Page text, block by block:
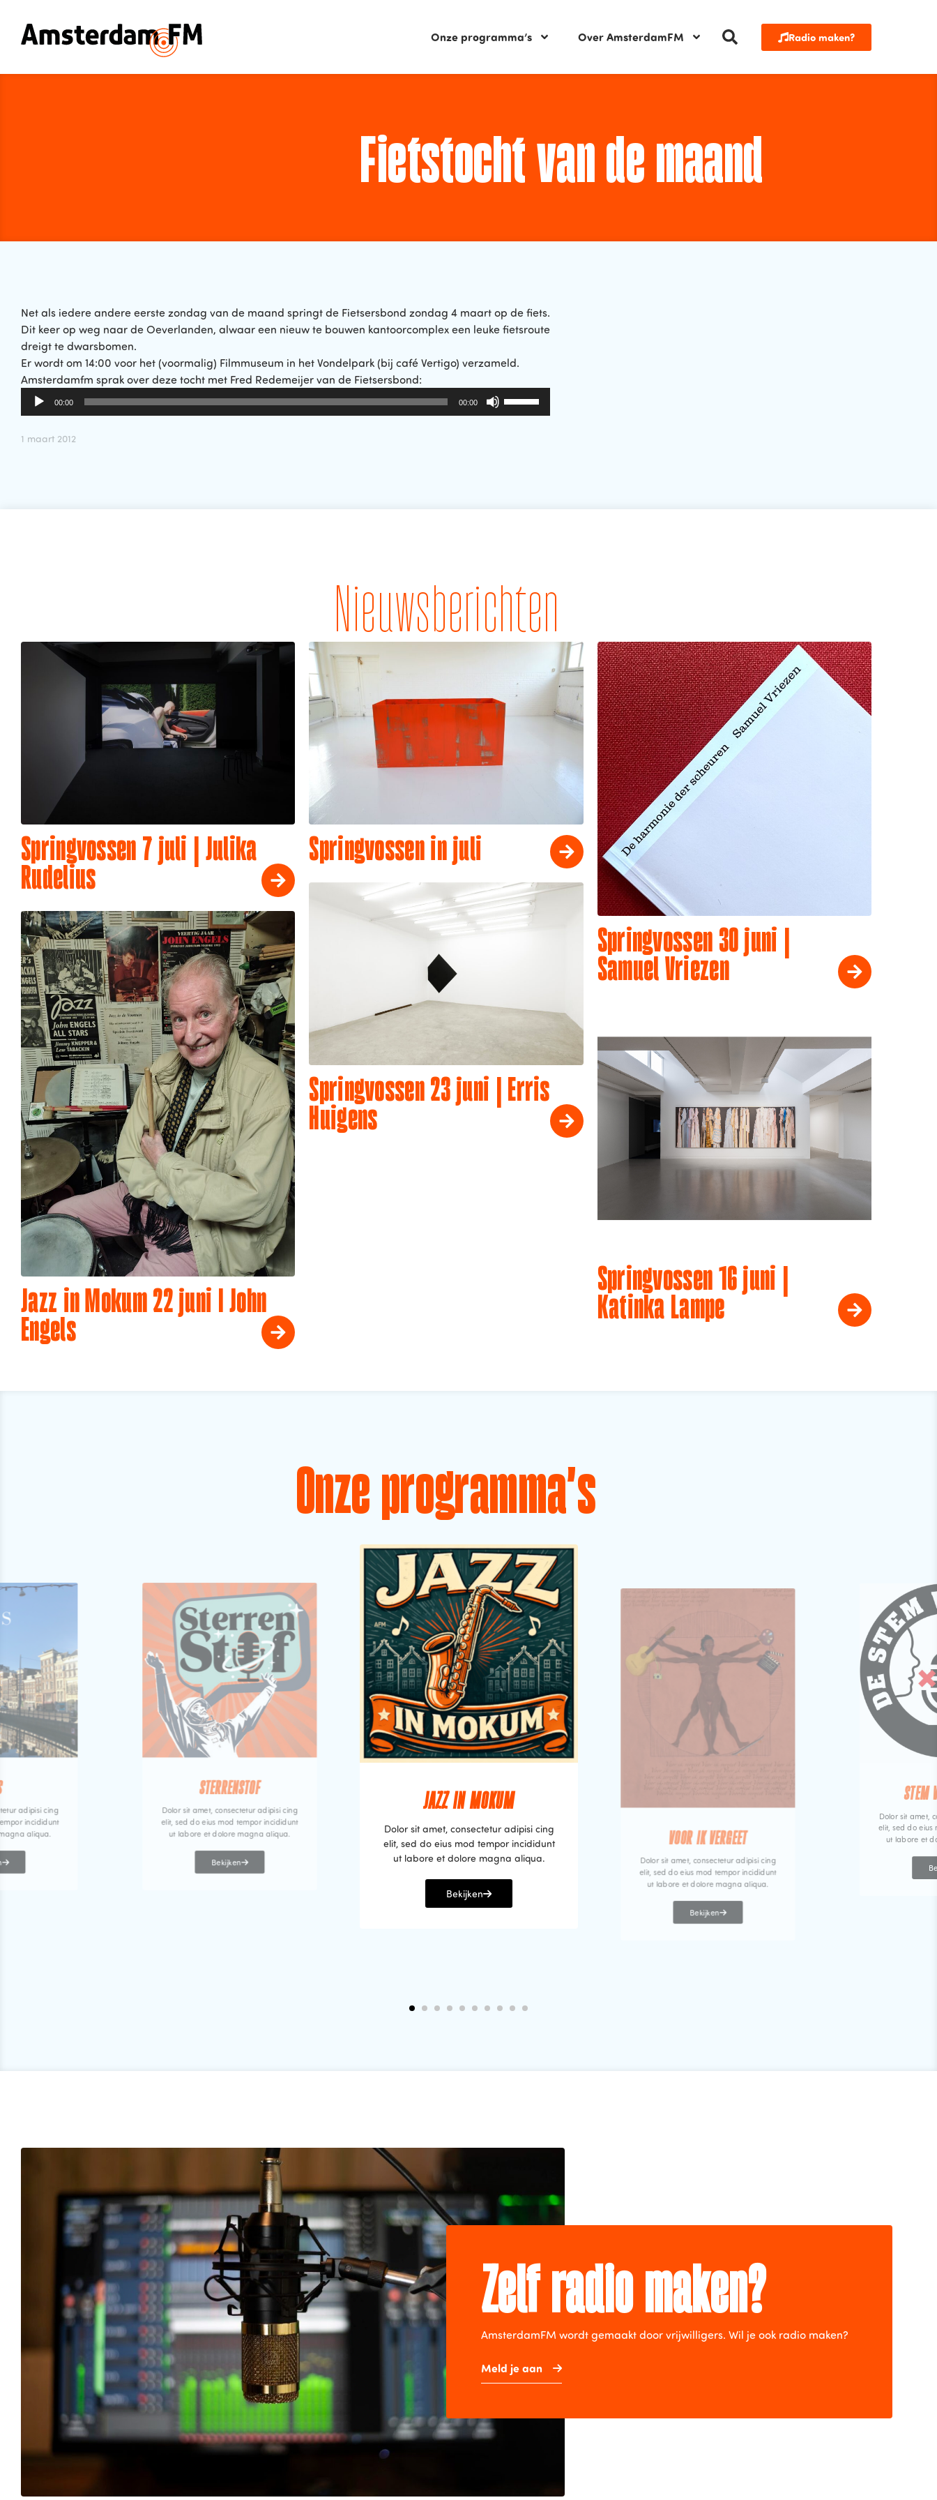
Onze programma’s Over AmsterdamFM Radio maken?
Fietstocht van de maand
Net als iedere andere eerste zondag van de maand springt de Fietsersbond zondag 4 maart op de fiets.
Dit keer op weg naar de Oeverlanden, alwaar een nieuw te bouwen kantoorcomplex een leuke fietsroute
dreigt te dwarsbomen.
Er wordt om 14:00 voor het (voormalig) Filmmuseum in het Vondelpark (bij café Vertigo) verzameld.
Amsterdamfm sprak over deze tocht met Fred Redemeijer van de Fietsersbond:
Audiospeler
00:00 00:00
1 maart 2012
Nieuwsberichten
Springvossen 7 juli | Julika
Rudelius
Springvossen in juli
Springvossen 30 juni |
Samuel Vriezen
Springvossen 23 juni | Erris
Huigens
Jazz in Mokum 22 juni I John
Engels
Springvossen 16 juni |
Katinka Lampe
Onze programma's
adipisi cing
incididunt
aliqua.
STERRENSTOF
Dolor sit amet, consectetur adipisi cing
elit, sed do eius mod tempor incididunt
ut labore et dolore magna aliqua.
Bekijken
JAZZ IN MOKUM
Dolor sit amet, consectetur adipisi cing
elit, sed do eius mod tempor incididunt
ut labore et dolore magna aliqua.
Bekijken
VOOR IK VERGEET
Dolor sit amet, consectetur adipisi cing
elit, sed do eius mod tempor incididunt
ut labore et dolore magna aliqua.
Bekijken
STEM
Dolor sit amet,
elit, sed do eius
ut labore et
Zelf radio maken?
AmsterdamFM wordt gemaakt door vrijwilligers. Wil je ook radio maken?
Meld je aan